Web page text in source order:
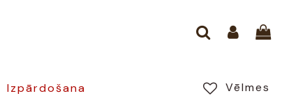
Vēlmes
Izpārdošana